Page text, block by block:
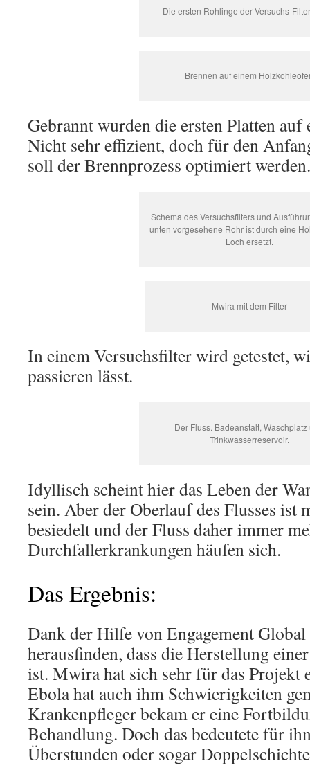
Die ersten Rohlinge der Versuchs-
Brennen auf einem
Gebrannt wurden die ersten Platten
Nicht sehr effizient, doch für den
soll der Brennprozess optimiert werden.
Schema des Versuchsfilters und
unten vorgesehene Rohr ist durch eine
Loch ersetzt.
Mwira mit dem Filter
In einem Versuchsfilter wird getestet,
passieren lässt.
Der Fluss. Badeanstalt, Waschplatz
Trinkwasserreservoir.
Idyllisch scheint hier das Leben der
sein. Aber der Oberlauf des Flusses ist
besiedelt und der Fluss daher immer
Durchfallerkrankungen häufen sich.
Das Ergebnis:
Dank der Hilfe von Engagement
herausfinden, dass die Herstellung
ist. Mwira hat sich sehr für das Projekt
Ebola hat auch ihm Schwierigkeiten
Krankenpfleger bekam er eine
Behandlung. Doch das bedeutete für
Überstunden oder sogar